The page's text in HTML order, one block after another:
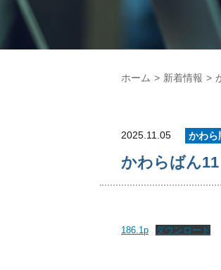
ホーム 新着情報
2025.11.05 かわら
かわらばん
186.1p ダウンロード